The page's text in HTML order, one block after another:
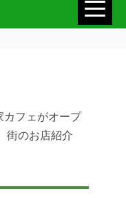
フェがオープ
街のお店紹介